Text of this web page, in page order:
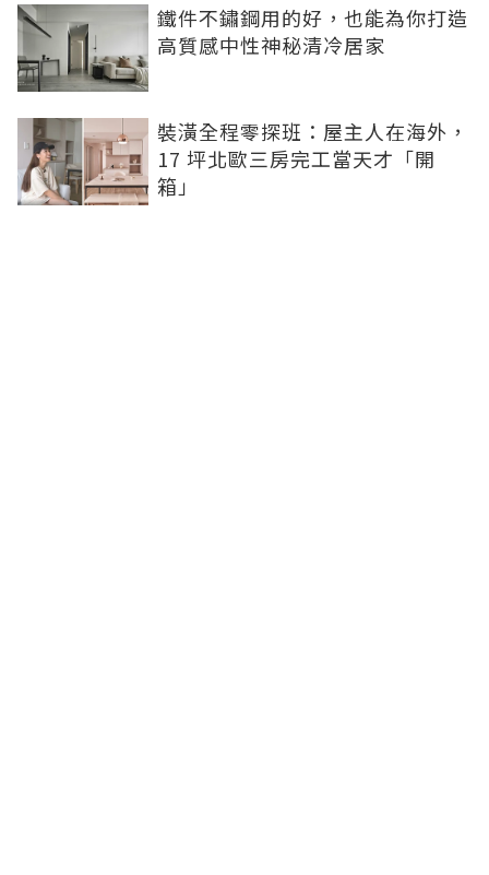
鐵件不鏽鋼用的好，也能為你打造
高質感中性神秘清冷居家
裝潢全程零探班：屋主人在海外，
17 坪北歐三房完工當天才「開
箱」